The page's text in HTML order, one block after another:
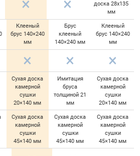
доска 28х135
мм
Клееный
брус 140×240
мм
Брус
клееный
140×240 мм
Клееный
брус 140×240
мм
Сухая доска
камерной
сушки
20×140 мм
Имитация
бруса
толщиной 21
мм
Сухая доска
камерной
сушки
20×140 мм
Сухая доска
камерной
сушки
45×140 мм
Сухая доска
камерной
сушки
45×140 мм
Сухая доска
камерной
сушки
45×140 мм